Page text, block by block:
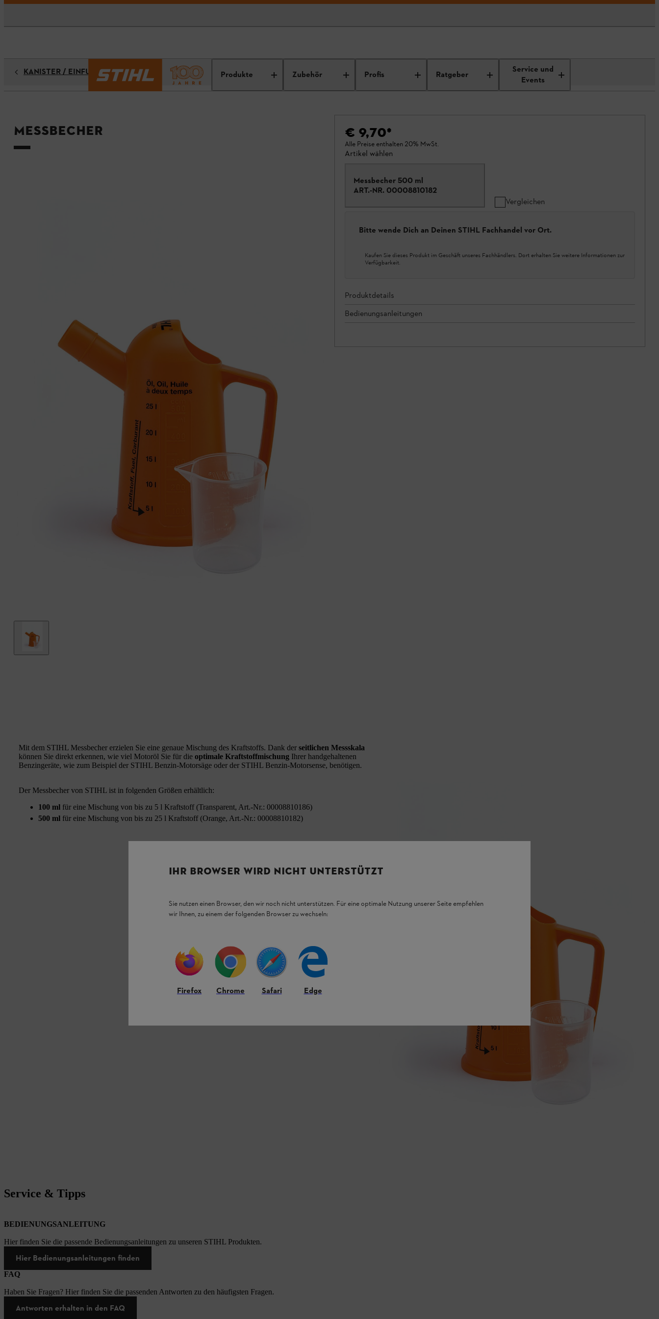
Produkte Zubehör Profis Ratgeber
Service und
Events
KANISTER / EINFÜLLSYSTEME
Messbecher € 9,70*
Alle Preise enthalten 20% MwSt.
Artikel wählen
Messbecher 500 ml
ART.-NR. 00008810182
Vergleichen
Bitte wende Dich an Deinen STIHL Fachhandel vor Ort.
Kaufen Sie dieses Produkt im Geschäft unseres Fachhändlers. Dort erhalten Sie weitere Informationen zur
Verfügbarkeit.
Produktdetails
Bedienungsanleitungen
Mit dem STIHL Messbecher erzielen Sie eine genaue Mischung des Kraftstoffs. Dank der seitlichen Messskala
können Sie direkt erkennen, wie viel Motoröl Sie für die optimale Kraftstoffmischung Ihrer handgehaltenen
Benzingeräte, wie zum Beispiel der STIHL Benzin-Motorsäge oder der STIHL Benzin-Motorsense, benötigen.
Der Messbecher von STIHL ist in folgenden Größen erhältlich:
100 ml für eine Mischung von bis zu 5 l Kraftstoff (Transparent, Art.-Nr.: 00008810186)
500 ml für eine Mischung von bis zu 25 l Kraftstoff (Orange, Art.-Nr.: 00008810182)
Service & Tipps
BEDIENUNGSANLEITUNG
Hier finden Sie die passende Bedienungsanleitungen zu unseren STIHL Produkten.
Hier Bedienungsanleitungen finden
FAQ
Haben Sie Fragen? Hier finden Sie die passenden Antworten zu den häufigsten Fragen.
Antworten erhalten in den FAQ
IHR BROWSER WIRD NICHT UNTERSTÜTZT
Sie nutzen einen Browser, den wir noch nicht unterstützen. Für eine optimale Nutzung unserer Seite empfehlen
wir Ihnen, zu einem der folgenden Browser zu wechseln:
Firefox Chrome Safari Edge